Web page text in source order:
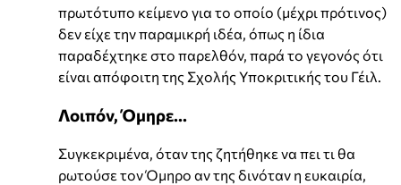
πρωτότυπο κείμενο για το οποίο (μέχρι πρότινος)
δεν είχε την παραμικρή ιδέα, όπως η ίδια
παραδέχτηκε στο παρελθόν, παρά το γεγονός ότι
είναι απόφοιτη της Σχολής Υποκριτικής του Γέιλ.
Λοιπόν, Όμηρε...
Συγκεκριμένα, όταν της ζητήθηκε να πει τι θα
ρωτούσε τον Όμηρο αν της δινόταν η ευκαιρία,